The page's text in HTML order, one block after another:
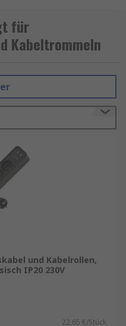
Sursum
sowie
Marke.
sowie
wie z. B.
unsere
Produkte
für
nächsten Werktag
für eine
auf der
Ihr
für
Kabeltrommeln
und Kabelrollen,
IP20 230V
22,65 €/Stück